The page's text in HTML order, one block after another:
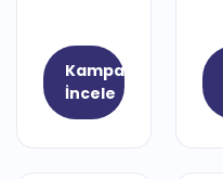
Kampanyayı
İncele